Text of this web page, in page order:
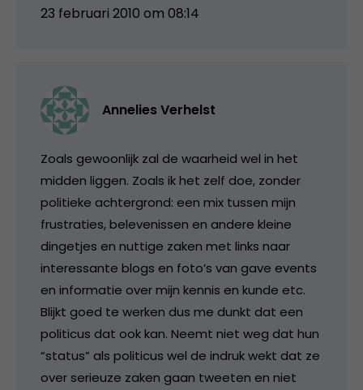
23 februari 2010 om 08:14
Annelies Verhelst
Zoals gewoonlijk zal de waarheid wel in het
midden liggen. Zoals ik het zelf doe, zonder
politieke achtergrond: een mix tussen mijn
frustraties, belevenissen en andere kleine
dingetjes en nuttige zaken met links naar
interessante blogs en foto’s van gave events
en informatie over mijn kennis en kunde etc.
Blijkt goed te werken dus me dunkt dat een
politicus dat ook kan. Neemt niet weg dat hun
“status” als politicus wel de indruk wekt dat ze
over serieuze zaken gaan tweeten en niet